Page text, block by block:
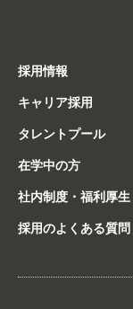
採用情報
キャリア採用
タレントプール
在学中の方
社内制度・福利厚生
採用のよくある質問